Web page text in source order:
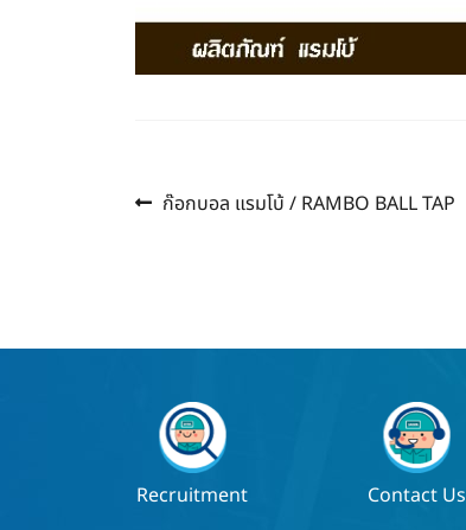
แนะแนว
Previous
ก๊อกบอล แรมโบ้ / RAMBO BALL TAP
Recruitment Contact Us